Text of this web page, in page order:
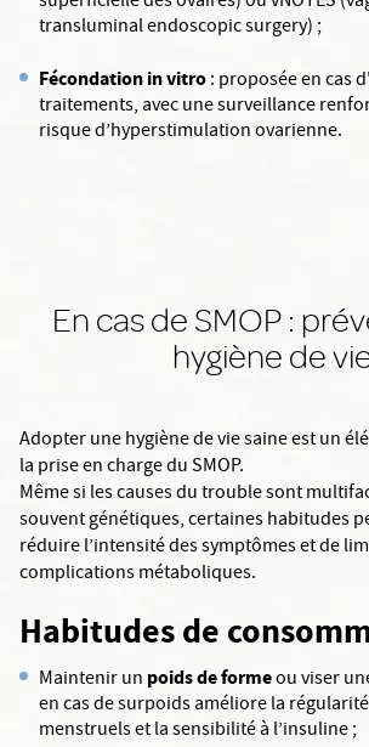
transluminal endoscopic surgery) ;
Fécondation in vitro: proposée en cas
traitements, avec une surveillance
risque d’hyperstimulation ovarienne.
En cas de SMOP :
hygiène de
Adopter une hygiène de vie saine est un
la prise en charge du SMOP.
Même si les causes du trouble sont
souvent génétiques, certaines habitudes
réduire l’intensité des symptômes et de
complications métaboliques.
Habitudes de
Maintenir un poids de formeou viser
en cas de surpoids améliore la
menstruels et la sensibilité à l’insuline ;